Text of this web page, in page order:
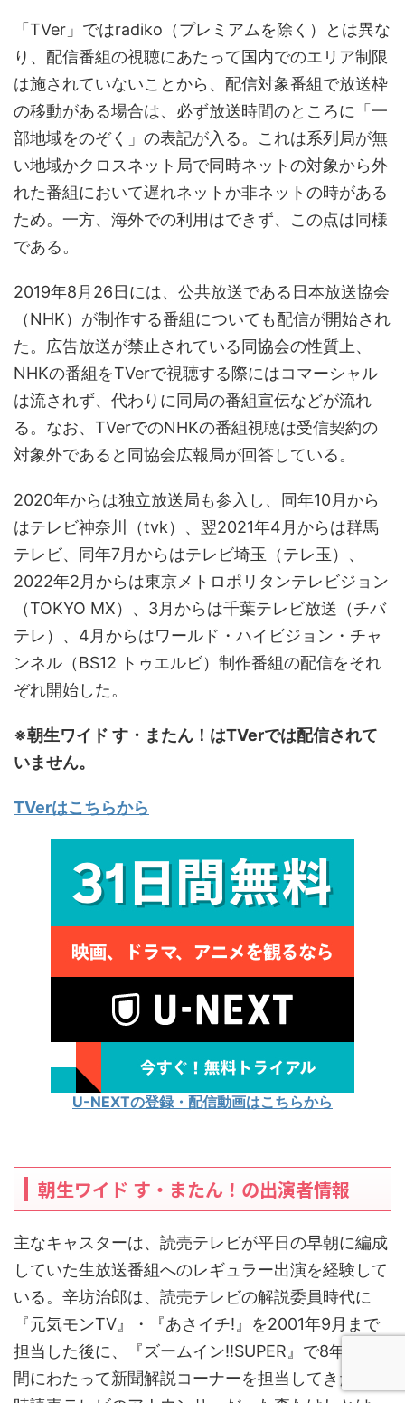
「TVer」ではradiko（プレミアムを除く）とは異な
り、配信番組の視聴にあたって国内でのエリア制限
は施されていないことから、配信対象番組で放送枠
の移動がある場合は、必ず放送時間のところに「一
部地域をのぞく」の表記が入る。これは系列局が無
い地域かクロスネット局で同時ネットの対象から外
れた番組において遅れネットか非ネットの時がある
ため。一方、海外での利用はできず、この点は同様
である。
2019年8月26日には、公共放送である日本放送協会
（NHK）が制作する番組についても配信が開始され
た。広告放送が禁止されている同協会の性質上、
NHKの番組をTVerで視聴する際にはコマーシャル
は流されず、代わりに同局の番組宣伝などが流れ
る。なお、TVerでのNHKの番組視聴は受信契約の
対象外であると同協会広報局が回答している。
2020年からは独立放送局も参入し、同年10月から
はテレビ神奈川（tvk）、翌2021年4月からは群馬
テレビ、同年7月からはテレビ埼玉（テレ玉）、
2022年2月からは東京メトロポリタンテレビジョン
（TOKYO MX）、3月からは千葉テレビ放送（チバ
テレ）、4月からはワールド・ハイビジョン・チャ
ンネル（BS12 トゥエルビ）制作番組の配信をそれ
ぞれ開始した。
※朝生ワイド す・またん！はTVerでは配信されて
いません。
TVerはこちらから
U-NEXTの登録・配信動画はこちらから
朝生ワイド す・またん！の出演者情報
主なキャスターは、読売テレビが平日の早朝に編成
していた生放送番組へのレギュラー出演を経験して
いる。辛坊治郎は、読売テレビの解説委員時代に
『元気モンTV』・『あさイチ!』を2001年9月まで
担当した後に、『ズームイン!!SUPER』で8年6ヶ月
間にわたって新聞解説コーナーを担当してきた。当